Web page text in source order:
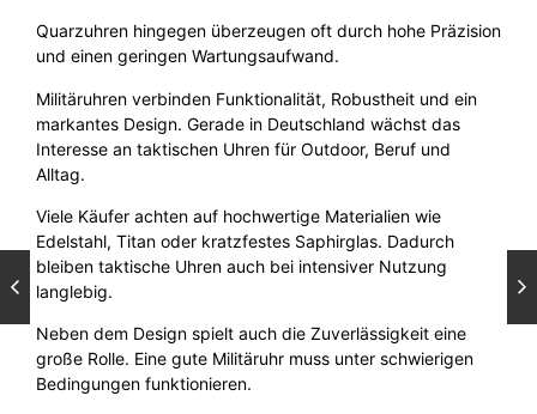
Quarzuhren hingegen überzeugen oft durch hohe Präzision
und einen geringen Wartungsaufwand.
Militäruhren verbinden Funktionalität, Robustheit und ein
markantes Design. Gerade in Deutschland wächst das
Interesse an taktischen Uhren für Outdoor, Beruf und
Alltag.
Viele Käufer achten auf hochwertige Materialien wie
Edelstahl, Titan oder kratzfestes Saphirglas. Dadurch
bleiben taktische Uhren auch bei intensiver Nutzung
langlebig.
Neben dem Design spielt auch die Zuverlässigkeit eine
große Rolle. Eine gute Militäruhr muss unter schwierigen
Bedingungen funktionieren.